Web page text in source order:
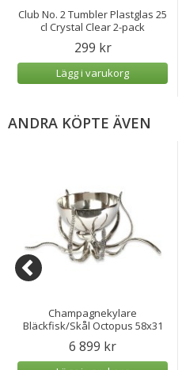
Club No. 2 Tumbler Plastglas 25
cl Crystal Clear 2-pack
299 kr
Lägg i varukorg
ANDRA KÖPTE ÄVEN
Champagnekylare
Bläckfisk/Skål Octopus 58x31
6 899 kr